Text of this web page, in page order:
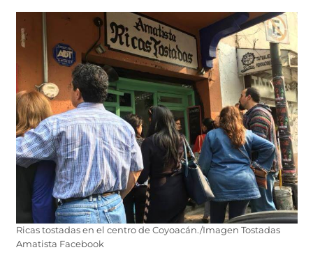
Ricas tostadas en el centro de Coyoacán./Imagen Tostadas
Amatista Facebook